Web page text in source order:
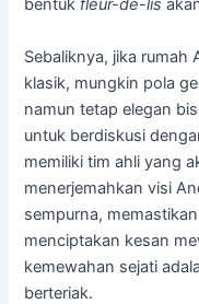
bentuk fleur-de-lis
Sebaliknya, jika rumah
klasik, mungkin pola
namun tetap elegan
untuk berdiskusi
memiliki tim ahli yang
menerjemahkan visi
sempurna,
menciptakan kesan
kemewahan sejati
berteriak.